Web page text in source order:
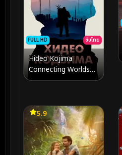
FULL HD ซับไทย
Hideo Kojima
Connecting Worlds
(2023)
5.9